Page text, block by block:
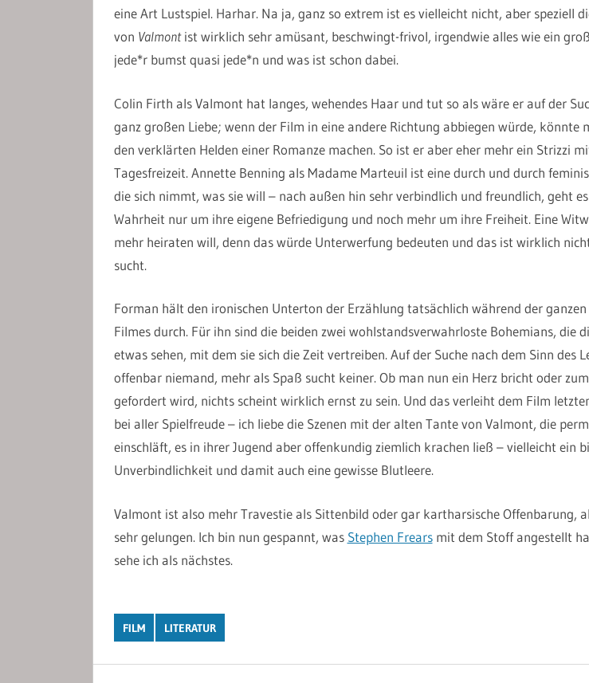
eine Art Lustspiel. Harhar. Na ja, ganz so extrem ist es vielleicht nicht, aber speziell
von Valmontist wirklich sehr amüsant, beschwingt-frivol, irgendwie alles wie ein
jede*r bumst quasi jede*n und was ist schon dabei.
Colin Firth als Valmont hat langes, wehendes Haar und tut so als wäre er auf der
ganz großen Liebe; wenn der Film in eine andere Richtung abbiegen würde, könnte
den verklärten Helden einer Romanze machen. So ist er aber eher mehr ein Strizzi
Tagesfreizeit. Annette Benning als Madame Marteuil ist eine durch und durch
die sich nimmt, was sie will – nach außen hin sehr verbindlich und freundlich, geht
Wahrheit nur um ihre eigene Befriedigung und noch mehr um ihre Freiheit. Eine
mehr heiraten will, denn das würde Unterwerfung bedeuten und das ist wirklich
sucht.
Forman hält den ironischen Unterton der Erzählung tatsächlich während der ganzen
Filmes durch. Für ihn sind die beiden zwei wohlstandsverwahrloste Bohemians, die
etwas sehen, mit dem sie sich die Zeit vertreiben. Auf der Suche nach dem Sinn des
offenbar niemand, mehr als Spaß sucht keiner. Ob man nun ein Herz bricht oder
gefordert wird, nichts scheint wirklich ernst zu sein. Und das verleiht dem Film
bei aller Spielfreude – ich liebe die Szenen mit der alten Tante von Valmont, die
einschläft, es in ihrer Jugend aber offenkundig ziemlich krachen ließ – vielleicht ein
Unverbindlichkeit und damit auch eine gewisse Blutleere.
Valmont ist also mehr Travestie als Sittenbild oder gar kartharsische Offenbarung,
sehr gelungen. Ich bin nun gespannt, was Stephen Frearsmit dem Stoff angestellt
sehe ich als nächstes.
FILM LITERATUR